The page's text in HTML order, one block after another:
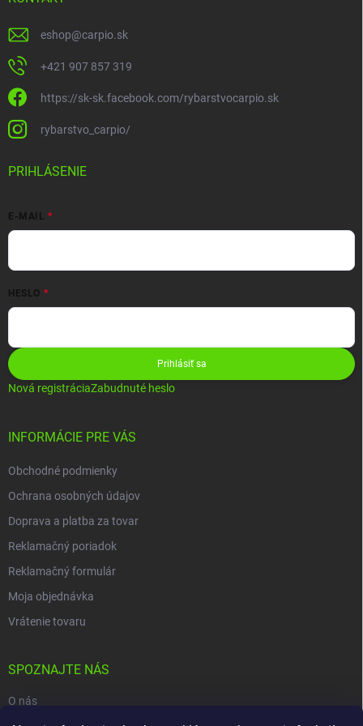
eshop@carpio.sk
+421 907 857 319
https://sk-sk.facebook.com/rybarstvocarpio.sk
rybarstvo_carpio/
PRIHLÁSENIE
E-MAIL
HESLO
Prihlásiť sa
Nová registráciaZabudnuté heslo
INFORMÁCIE PRE VÁS
Obchodné podmienky
Ochrana osobných údajov
Doprava a platba za tovar
Reklamačný poriadok
Reklamačný formulár
Moja objednávka
Vrátenie tovaru
SPOZNAJTE NÁS
O nás